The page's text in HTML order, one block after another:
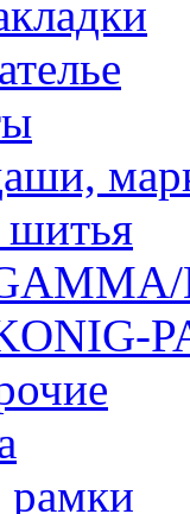
рамки